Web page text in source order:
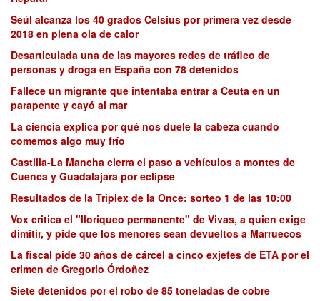
Seúl alcanza los 40 grados Celsius por primera vez desde
2018 en plena ola de calor
Desarticulada una de las mayores redes de tráfico de
personas y droga en España con 78 detenidos
Fallece un migrante que intentaba entrar a Ceuta en un
parapente y cayó al mar
La ciencia explica por qué nos duele la cabeza cuando
comemos algo muy frío
Castilla-La Mancha cierra el paso a vehículos a montes de
Cuenca y Guadalajara por eclipse
Resultados de la Triplex de la Once: sorteo 1 de las 10:00
Vox critica el "lloriqueo permanente" de Vivas, a quien exige
dimitir, y pide que los menores sean devueltos a Marruecos
La fiscal pide 30 años de cárcel a cinco exjefes de ETA por el
crimen de Gregorio Órdoñez
Siete detenidos por el robo de 85 toneladas de cobre